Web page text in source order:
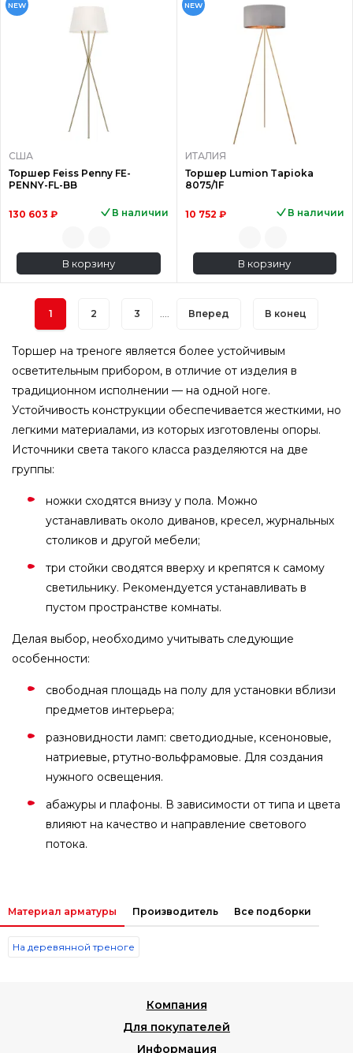
NEW
США
Торшер Feiss Penny FE-
PENNY-FL-BB
130 603 ₽ В наличии
В корзину
NEW
ИТАЛИЯ
Торшер Lumion Tapioka
8075/1F
10 752 ₽ В наличии
В корзину
1 2 3 Вперед В конец
Торшер на треноге является более устойчивым
осветительным прибором, в отличие от изделия в
традиционном исполнении — на одной ноге.
Устойчивость конструкции обеспечивается жесткими, но
легкими материалами, из которых изготовлены опоры.
Источники света такого класса разделяются на две
группы:
ножки сходятся внизу у пола. Можно
устанавливать около диванов, кресел, журнальных
столиков и другой мебели;
три стойки сводятся вверху и крепятся к самому
светильнику. Рекомендуется устанавливать в
пустом пространстве комнаты.
Делая выбор, необходимо учитывать следующие
особенности:
свободная площадь на полу для установки вблизи
предметов интерьера;
разновидности ламп: светодиодные, ксеноновые,
натриевые, ртутно-вольфрамовые. Для создания
нужного освещения.
абажуры и плафоны. В зависимости от типа и цвета
влияют на качество и направление светового
потока.
Материал арматуры Производитель Все подборки
На деревянной треноге
Компания
Для покупателей
Информация